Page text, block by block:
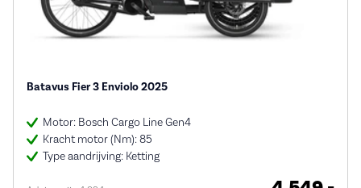
Batavus Fier 3 Enviolo 2025
Motor: Bosch Cargo Line Gen4
Kracht motor (Nm): 85
Type aandrijving: Ketting